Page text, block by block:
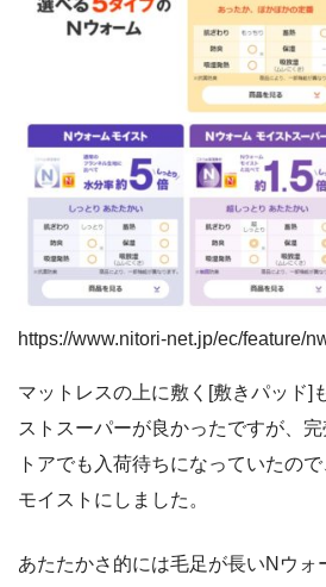
https://www.nitori-net.jp/ec/feature/
マットレスの上に敷く[敷きパッド]
ストスーパーが良かったですが、
トアでも入荷待ちになっていたの
モイストにしました。
あたたかさ的には毛足が長いNウォ